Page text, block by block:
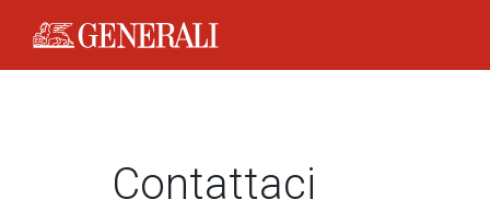
Generali Logo
Contattaci